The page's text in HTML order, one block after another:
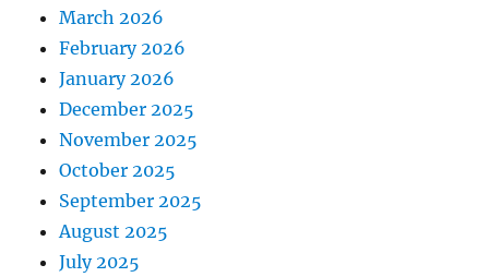
March 2026
February 2026
January 2026
December 2025
November 2025
October 2025
September 2025
August 2025
July 2025